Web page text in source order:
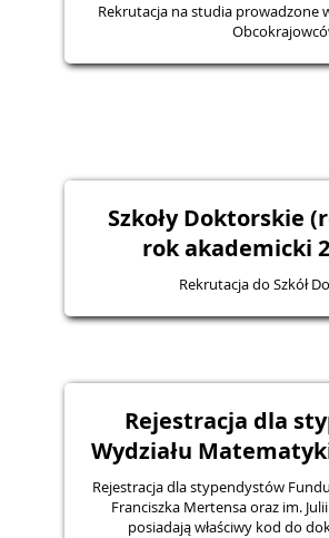
Rekrutacja na studia prowadzone
Szkoły Doktorskie
rok akademicki
Rekrutacja do Szkół
Rejestracja dla
Wydziału
Rejestracja dla stypendystów
Franciszka Mertensa oraz im.
posiadają właściwy kod do